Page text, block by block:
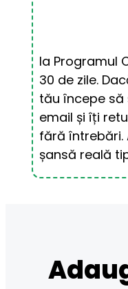
Ia Programul
30 de zile.
tău începe să
email și îți
fără
șansă reală